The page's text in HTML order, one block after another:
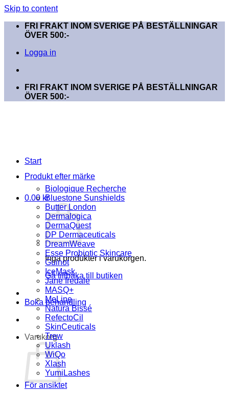
Skip to content
FRI FRAKT INOM SVERIGE PÅ BESTÄLLNINGAR
ÖVER 500:-
Logga in
FRI FRAKT INOM SVERIGE PÅ BESTÄLLNINGAR
ÖVER 500:-
0.00 kr
Inga produkter i varukorgen.
Gå tillbaka till butiken
Boka behandling
Varukorg
Start
Produkt efter märke
Biologique Recherche
Bluestone Sunshields
Butter London
Dermalogica
DermaQuest
DP Dermaceuticals
DreamWeave
Esse Probiotic Skincare
Guinot
IceMask
Jane Iredale
MASQ+
MeLine
Natura Bissé
RefectoCil
SkinCeuticals
Trew
Uklash
WiQo
Xlash
YumiLashes
För ansiktet